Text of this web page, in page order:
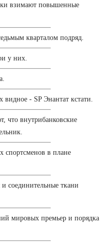
взимают повышенные
кварталом подряд.
у них.
- SP Энантат кстати.
что внутрибанковские
спортсменов в плане
соединительные ткани
мировых премьер и порядка